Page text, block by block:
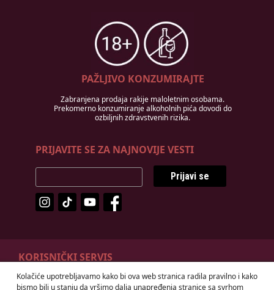
PAŽLJIVO KONZUMIRAJTE
Zabranjena prodaja rakije maloletnim osobama.
Prekomerno konzumiranje alkoholnih pića dovodi do
ozbiljnih zdravstvenih rizika.
PRIJAVITE SE ZA NAJNOVIJE VESTI
Prijavi se
KORISNIČKI SERVIS
Odustanak od ugovora Načini plaćanja
Kolačiće upotrebljavamo kako bi ova web stranica radila pravilno i kako
bismo bili u stanju da vršimo dalja unapređenja stranice sa svrhom